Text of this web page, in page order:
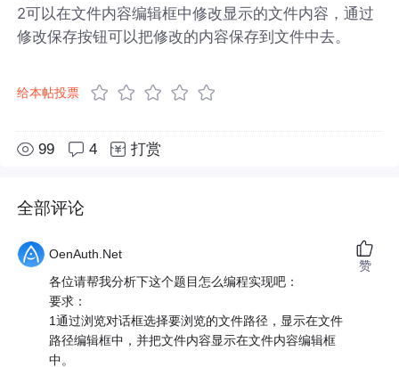
2可以在文件内容编辑框中修改显示的文件内容，通过
修改保存按钮可以把修改的内容保存到文件中去。
给本帖投票
99 4 打赏
全部评论
OenAuth.Net
各位请帮我分析下这个题目怎么编程实现吧：
要求：
1通过浏览对话框选择要浏览的文件路径，显示在文件
路径编辑框中，并把文件内容显示在文件内容编辑框
中。
赞